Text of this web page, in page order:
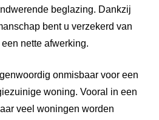
beglazing. Dankzij
bent u verzekerd van
nette afwerking.
onmisbaar voor een
woning. Vooral in een
veel woningen worden